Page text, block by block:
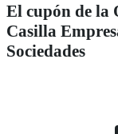
El cupón de la
Casilla
Sociedades